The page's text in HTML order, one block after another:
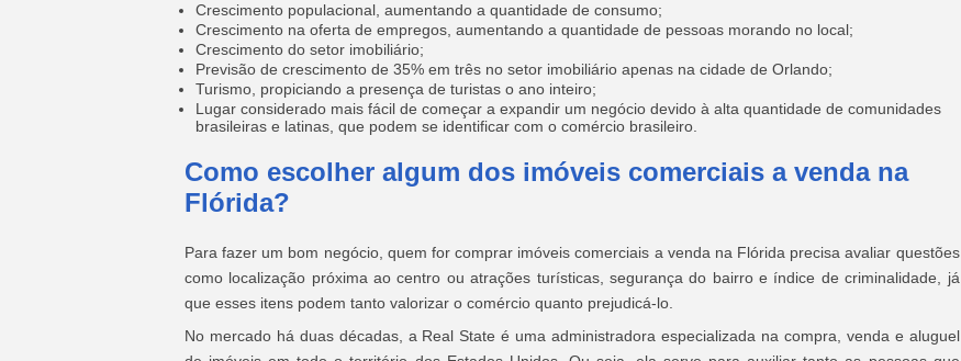
Crescimento populacional, aumentando a quantidade de consumo;
Crescimento na oferta de empregos, aumentando a quantidade de pessoas morando no local;
Crescimento do setor imobiliário;
Previsão de crescimento de 35% em três no setor imobiliário apenas na cidade de Orlando;
Turismo, propiciando a presença de turistas o ano inteiro;
Lugar considerado mais fácil de começar a expandir um negócio devido à alta quantidade de comunidades
brasileiras e latinas, que podem se identificar com o comércio brasileiro.
Como escolher algum dos imóveis comerciais a venda na
Flórida?
Para fazer um bom negócio, quem for comprar imóveis comerciais a venda na Flórida precisa avaliar questões
como localização próxima ao centro ou atrações turísticas, segurança do bairro e índice de criminalidade, já
que esses itens podem tanto valorizar o comércio quanto prejudicá-lo.
No mercado há duas décadas, a Real State é uma administradora especializada na compra, venda e aluguel